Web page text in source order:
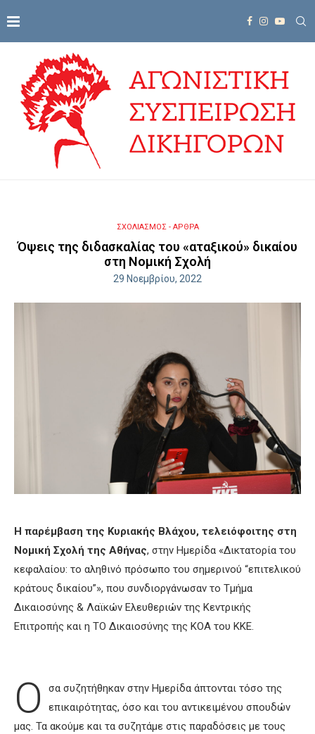
ΣΧΟΛΙΑΣΜΟΣ - ΑΡΘΡΑ
Όψεις της διδασκαλίας του «αταξικού» δικαίου
στη Νομική Σχολή
29 Νοεμβρίου, 2022
Η παρέμβαση της Κυριακής Βλάχου, τελειόφοιτης στη
Νομική Σχολή της Αθήνας, στην Ημερίδα «Δικτατορία του
κεφαλαίου: το αληθινό πρόσωπο του σημερινού “επιτελικού
κράτους δικαίου”», που συνδιοργάνωσαν το Τμήμα
Δικαιοσύνης & Λαϊκών Ελευθεριών της Κεντρικής
Επιτροπής και η ΤΟ Δικαιοσύνης της ΚΟΑ του ΚΚΕ.
Ό
σα συζητήθηκαν στην Ημερίδα άπτονται τόσο της
επικαιρότητας, όσο και του αντικειμένου σπουδών
μας. Τα ακούμε και τα συζητάμε στις παραδόσεις με τους